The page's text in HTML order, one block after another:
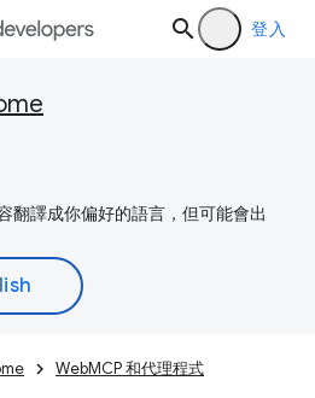
登入
翻譯成你偏好的語言，但可能會出
WebMCP 和代理程式